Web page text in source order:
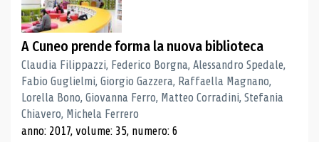
A Cuneo prende forma la nuova biblioteca
Claudia Filippazzi, Federico Borgna, Alessandro Spedale,
Fabio Guglielmi, Giorgio Gazzera, Raffaella Magnano,
Lorella Bono, Giovanna Ferro, Matteo Corradini, Stefania
Chiavero, Michela Ferrero
anno: 2017, volume: 35, numero: 6